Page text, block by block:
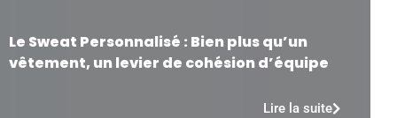
Le Sweat Personnalisé : Bien plus qu’un
vêtement, un levier de cohésion d’équipe
Lire la suite